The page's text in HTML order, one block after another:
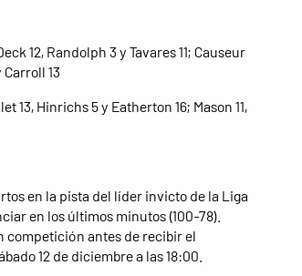
12, Randolph 3 y Tavares 11; Causeur
13
13, Hinrichs 5 y Eatherton 16; Mason 11,
en la pista del líder invicto de la Liga
en los últimos minutos (100-78).
competición antes de recibir el
12 de diciembre a las 18:00.